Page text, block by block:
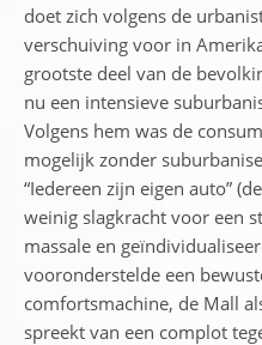
doet zich volgens de
verschuiving voor in
grootste deel van de
nu een intensieve
Volgens hem was de
mogelijk zonder
“Iedereen zijn eigen auto”
weinig slagkracht voor een
massale en
vooronderstelde een
comfortsmachine, de Mall
spreekt van een complot